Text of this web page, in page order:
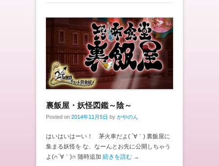
裏飯屋・妖怪図鑑～陰～
Posted on 2014年11月5日 by かやのん
はいはいはーい！ 茅火車だよ( ´∀｀) 裏飯屋に
集まる妖怪を な、なーんとお先に公開しちゃう
よ(∩´∀｀)∩ 随時追加 続きを読む →